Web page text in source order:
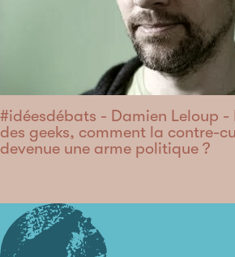
#idéesdébats - Damien Leloup -
des geeks, comment la contre-
devenue une arme politique ?